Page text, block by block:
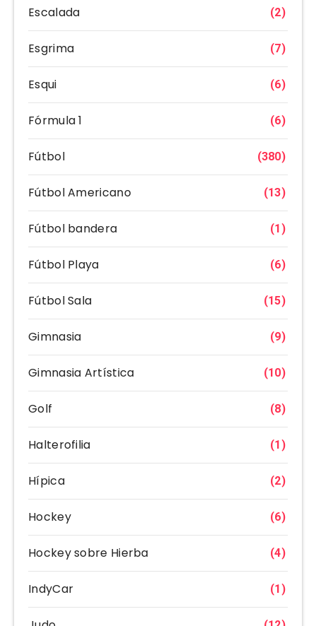
Escalada (2)
Esgrima (7)
Esqui (6)
Fórmula 1 (6)
Fútbol (380)
Fútbol Americano (13)
Fútbol bandera (1)
Fútbol Playa (6)
Fútbol Sala (15)
Gimnasia (9)
Gimnasia Artística (10)
Golf (8)
Halterofilia (1)
Hípica (2)
Hockey (6)
Hockey sobre Hierba (4)
IndyCar (1)